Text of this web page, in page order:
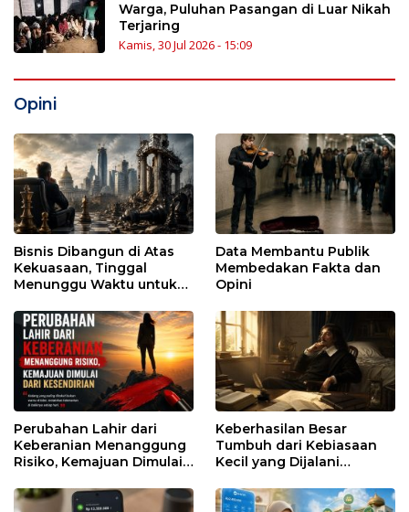
Warga, Puluhan Pasangan di Luar Nikah
Terjaring
Kamis, 30 Jul 2026 - 15:09
Opini
Bisnis Dibangun di Atas
Kekuasaan, Tinggal
Menunggu Waktu untuk
Data Membantu Publik
Membedakan Fakta dan
Opini
Perubahan Lahir dari
Keberanian Menanggung
Risiko, Kemajuan Dimulai
Keberhasilan Besar
Tumbuh dari Kebiasaan
Kecil yang Dijalani